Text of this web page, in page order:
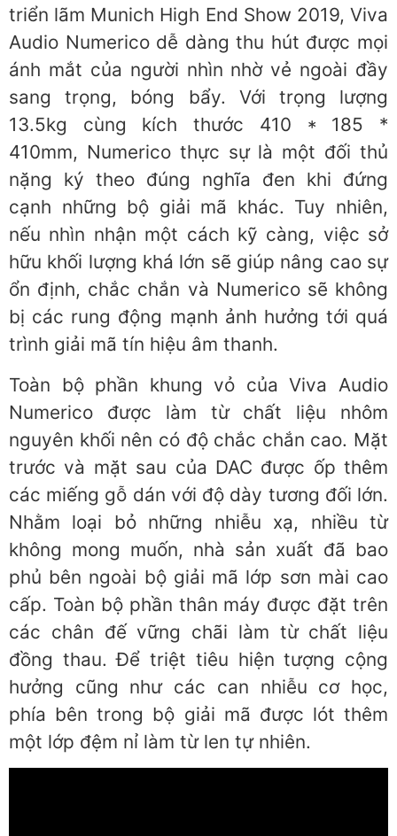
triển lãm Munich High End Show 2019, Viva
Audio Numerico dễ dàng thu hút được mọi
ánh mắt của người nhìn nhờ vẻ ngoài đầy
sang trọng, bóng bẩy. Với trọng lượng
13.5kg cùng kích thước 410 * 185 *
410mm, Numerico thực sự là một đối thủ
nặng ký theo đúng nghĩa đen khi đứng
cạnh những bộ giải mã khác. Tuy nhiên,
nếu nhìn nhận một cách kỹ càng, việc sở
hữu khối lượng khá lớn sẽ giúp nâng cao sự
ổn định, chắc chắn và Numerico sẽ không
bị các rung động mạnh ảnh hưởng tới quá
trình giải mã tín hiệu âm thanh.
Toàn bộ phần khung vỏ của Viva Audio
Numerico được làm từ chất liệu nhôm
nguyên khối nên có độ chắc chắn cao. Mặt
trước và mặt sau của DAC được ốp thêm
các miếng gỗ dán với độ dày tương đối lớn.
Nhằm loại bỏ những nhiễu xạ, nhiều từ
không mong muốn, nhà sản xuất đã bao
phủ bên ngoài bộ giải mã lớp sơn mài cao
cấp. Toàn bộ phần thân máy được đặt trên
các chân đế vững chãi làm từ chất liệu
đồng thau. Để triệt tiêu hiện tượng cộng
hưởng cũng như các can nhiễu cơ học,
phía bên trong bộ giải mã được lót thêm
một lớp đệm nỉ làm từ len tự nhiên.